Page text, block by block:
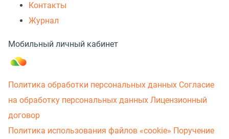
Контакты
Журнал
Мобильный личный кабинет
Политика обработки персональных данных Согласие
на обработку персональных данных Лицензионный
договор
Политика использования файлов «cookie» Поручение